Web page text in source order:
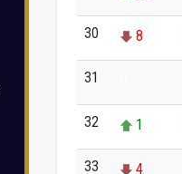
30 8
31
32 1
33 4